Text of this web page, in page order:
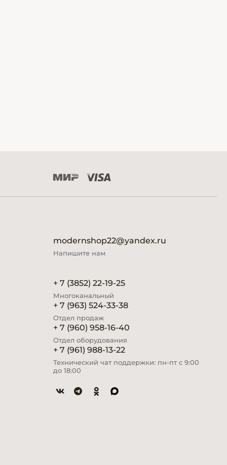
modernshop22@yandex.ru
Напишите нам
+ 7 (3852) 22-19-25
Многоканальный
+ 7 (963) 524-33-38
Отдел продаж
+ 7 (960) 958-16-40
Отдел оборудования
+ 7 (961) 988-13-22
Технический чат поддержки: пн-пт с 9:00
до 18:00